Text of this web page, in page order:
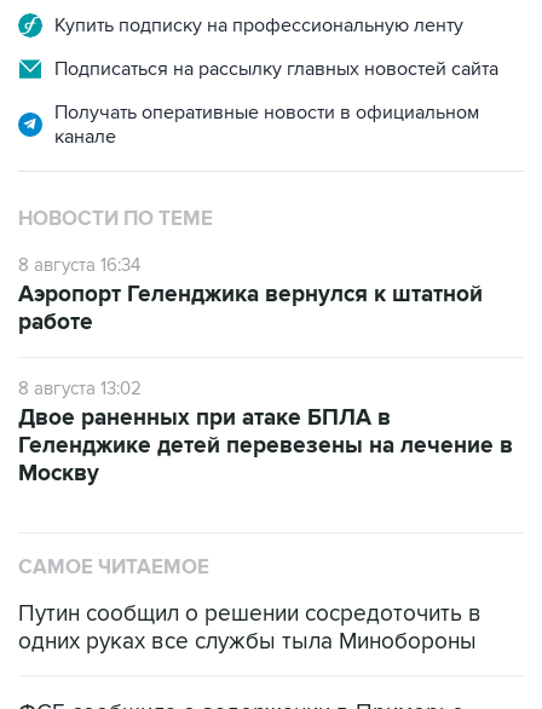
Купить подписку на профессиональную ленту
Подписаться на рассылку главных новостей сайта
Получать оперативные новости в официальном
канале
НОВОСТИ ПО ТЕМЕ
8 августа 16:34
Аэропорт Геленджика вернулся к штатной
работе
8 августа 13:02
Двое раненных при атаке БПЛА в
Геленджике детей перевезены на лечение в
Москву
САМОЕ ЧИТАЕМОЕ
Путин сообщил о решении сосредоточить в
одних руках все службы тыла Минобороны